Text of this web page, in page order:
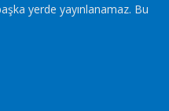
yerde yayınlanamaz. Bu